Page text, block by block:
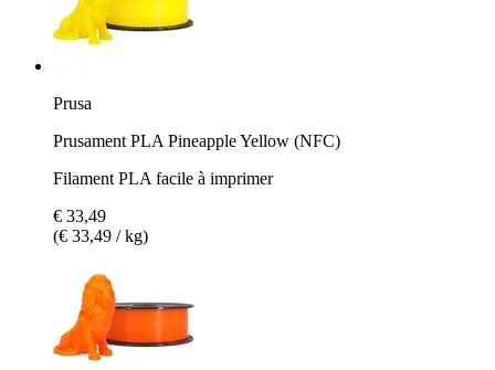
Prusa
Prusament PLA Pineapple Yellow (NFC)
Filament PLA facile à imprimer
€ 33,49
(€ 33,49 / kg)